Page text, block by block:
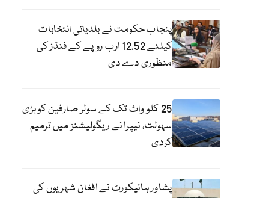
پنجاب حکومت نے بلدیاتی انتخابات
کیلئے 12.52 ارب روپے کے فنڈز کی
منظوری دے دی
25 کلو واٹ تک کے سولر صارفین کو بڑی
سہولت، نیپرا نے ریگولیشنز میں ترمیم
کردی
پشاور ہائیکورٹ نے افغان شہریوں کی